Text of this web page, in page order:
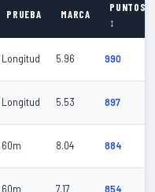
PRUEBA MARCA
PUNTOS
↕
Longitud 5.96 990
Longitud 5.53 897
60m 8.04 884
60m 7.17 854